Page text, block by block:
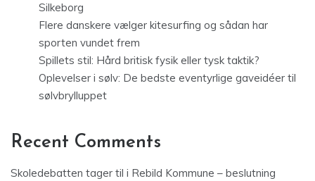
Silkeborg
Flere danskere vælger kitesurfing og sådan har
sporten vundet frem
Spillets stil: Hård britisk fysik eller tysk taktik?
Oplevelser i sølv: De bedste eventyrlige gaveidéer til
sølvbrylluppet
Recent Comments
Skoledebatten tager til i Rebild Kommune – beslutning